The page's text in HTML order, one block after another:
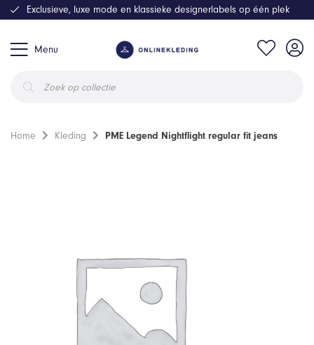
Menu
zoeken
Exclusieve, luxe mode en klassieke designerlabels op één plek
Home Kleding PME Legend Nightflight regular fit jeans